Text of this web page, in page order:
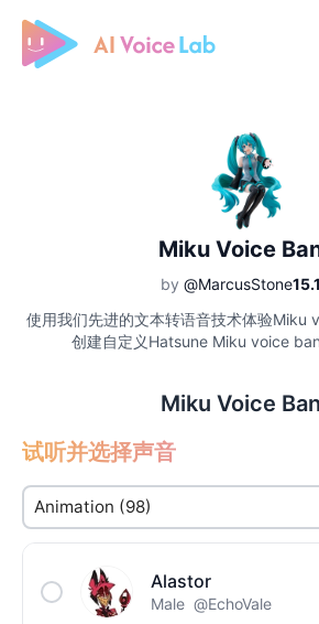
Free AI Cover & AI Voice Over
Miku Voice
by @MarcusStone
使用我们先进的文本转语音技术体验Miku
创建自定义Hatsune Miku voice
Miku Voice
试听并选择声音
Alastor
Male @EchoVale